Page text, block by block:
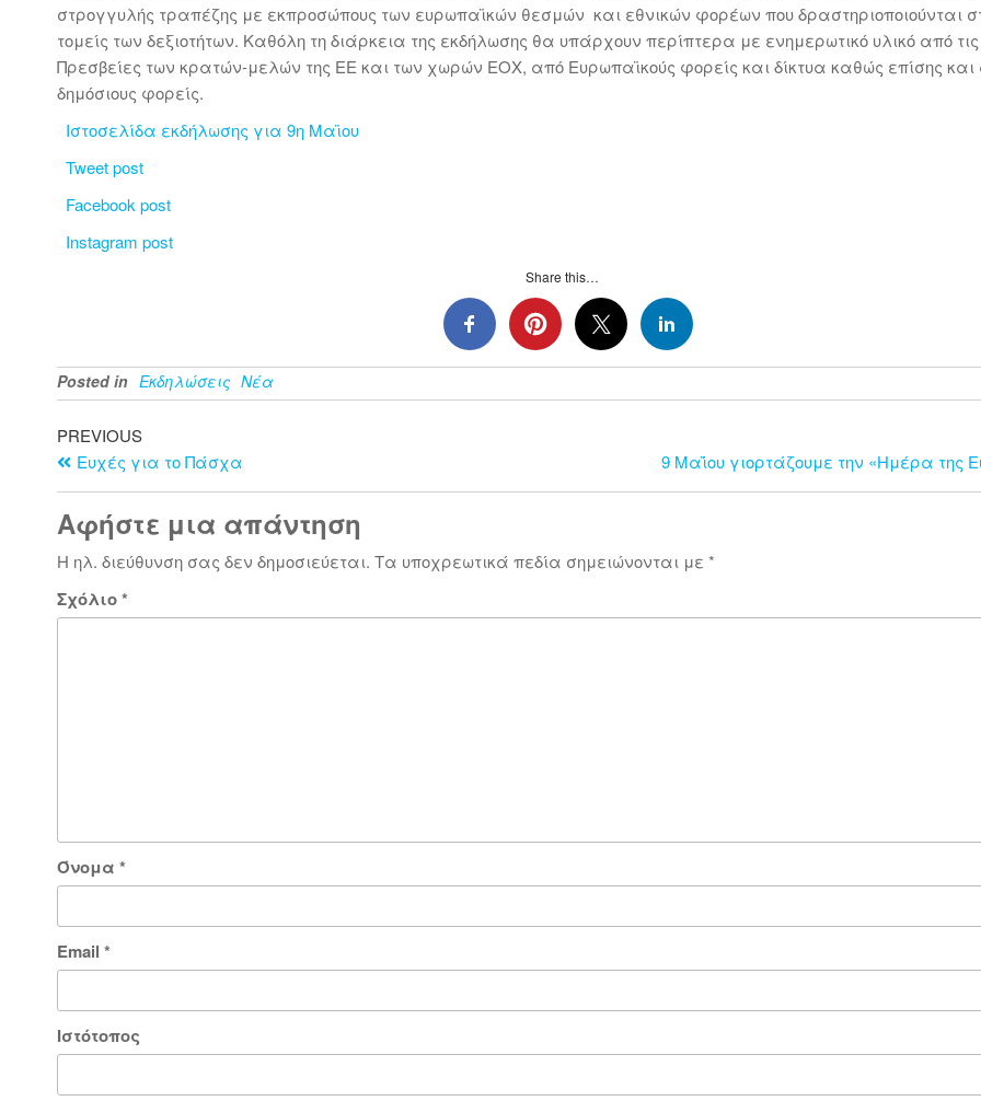
στρογγυλής τραπέζης με εκπροσώπους των ευρωπαϊκών θεσμών και εθνικών φορέων που δραστηριοποιούνται
τομείς των δεξιοτήτων. Καθόλη τη διάρκεια της εκδήλωσης θα υπάρχουν περίπτερα με ενημερωτικό υλικό από τις
Πρεσβείες των κρατών-μελών της ΕΕ και των χωρών ΕΟΧ, από Ευρωπαϊκούς φορείς και δίκτυα καθώς επίσης
δημόσιους φορείς.
Ιστοσελίδα εκδήλωσης για 9η Μαϊου
Tweet post
Facebook post
Instagram post
Share this…
Posted in Εκδηλώσεις Νέα
PREVIOUS
Ευχές για το Πάσχα
9 Μαΐου γιορτάζουμε την «Ημέρα της
Αφήστε μια απάντηση
Η ηλ. διεύθυνση σας δεν δημοσιεύεται. Τα υποχρεωτικά πεδία σημειώνονται με *
Σχόλιο*
Όνομα *
Email *
Ιστότοπος